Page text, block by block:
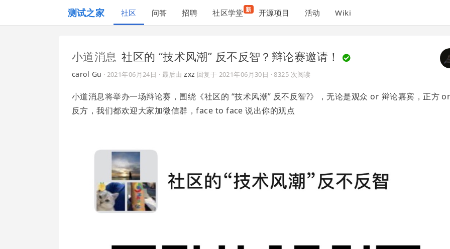
测试之家 社区 问答 招聘 社区学堂 新 开源项目 活动 Wiki
小道消息 社区的 “技术风潮” 反不反智？辩论赛邀请！
carol Gu · 2021年06月24日 · 最后由zxz 回复于 2021年06月30日 · 8325 次阅读
小道消息将举办一场辩论赛，围绕《社区的 “技术风潮” 反不反智?》，无论是观众 or 辩论嘉宾，正方
反方，我们都欢迎大家加微信群，face to face 说出你的观点